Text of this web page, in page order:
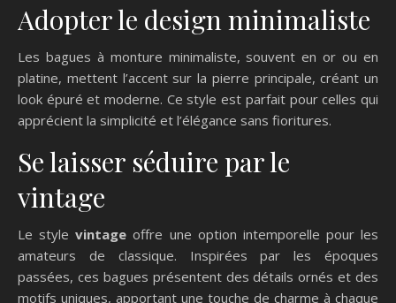
Adopter le design minimaliste
Les bagues à monture minimaliste, souvent en or ou en
platine, mettent l’accent sur la pierre principale, créant un
look épuré et moderne. Ce style est parfait pour celles qui
apprécient la simplicité et l’élégance sans fioritures.
Se laisser séduire par le
vintage
Le stylevintage offre une option intemporelle pour les
amateurs de classique. Inspirées par les époques
passées, ces bagues présentent des détails ornés et des
motifs uniques, apportant une touche de charme à chaque